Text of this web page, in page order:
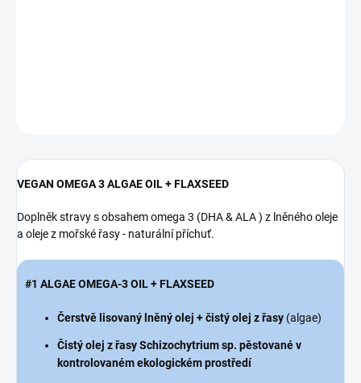
VEGAN OMEGA 3 ALGAE OIL + FLAXSEED
Doplněk stravy s obsahem omega 3 (DHA & ALA ) z lněného oleje
a oleje z mořské řasy - naturální příchuť.
#1 ALGAE OMEGA-3 OIL + FLAXSEED
Čerstvě lisovaný lněný olej + čistý olej z řasy (algae)
Čistý olej z řasy Schizochytrium sp. pěstované v
kontrolovaném ekologickém prostředí